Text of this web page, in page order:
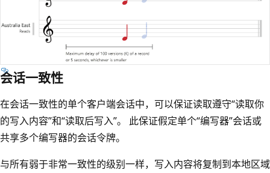
会话一致性
在会话一致性的单个客户端会话中，可以保证读取遵守“读取你
的写入内容”和“读取后写入”。 此保证假定单个“编写器”会话或
共享多个编写器的会话令牌。
与所有弱于非常一致性的级别一样，写入内容将复制到本地区域